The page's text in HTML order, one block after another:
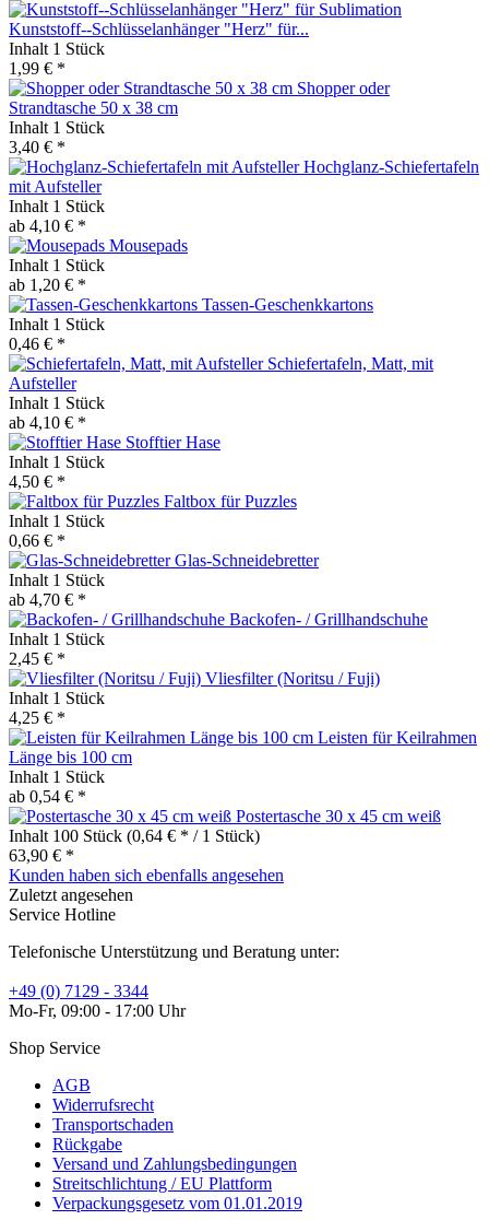
Kunststoff--Schlüsselanhänger "Herz" für...
Inhalt 1 Stück
1,99 € *
Shopper oder
Strandtasche 50 x 38 cm
Inhalt 1 Stück
3,40 € *
Hochglanz-Schiefertafeln
mit Aufsteller
Inhalt 1 Stück
ab 4,10 € *
Mousepads
Inhalt 1 Stück
ab 1,20 € *
Tassen-Geschenkkartons
Inhalt 1 Stück
0,46 € *
Schiefertafeln, Matt, mit
Aufsteller
Inhalt 1 Stück
ab 4,10 € *
Stofftier Hase
Inhalt 1 Stück
4,50 € *
Faltbox für Puzzles
Inhalt 1 Stück
0,66 € *
Glas-Schneidebretter
Inhalt 1 Stück
ab 4,70 € *
Backofen- / Grillhandschuhe
Inhalt 1 Stück
2,45 € *
Vliesfilter (Noritsu / Fuji)
Inhalt 1 Stück
4,25 € *
Leisten für Keilrahmen
Länge bis 100 cm
Inhalt 1 Stück
ab 0,54 € *
Postertasche 30 x 45 cm weiß
Inhalt 100 Stück (0,64 € * / 1 Stück)
63,90 € *
Kunden haben sich ebenfalls angesehen
Zuletzt angesehen
Service Hotline
Telefonische Unterstützung und Beratung unter:
+49 (0) 7129 - 3344
Mo-Fr, 09:00 - 17:00 Uhr
Shop Service
AGB
Widerrufsrecht
Transportschaden
Rückgabe
Versand und Zahlungsbedingungen
Streitschlichtung / EU Plattform
Verpackungsgesetz vom 01.01.2019